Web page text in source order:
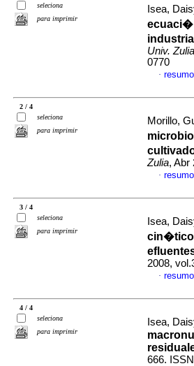
seleciona
para imprimir
Isea,
Univ. Zulia
0770
·
2 / 4
seleciona
para imprimir
Morillo,
Zulia, Abr
·
3 / 4
seleciona
para imprimir
Isea,
2008,
·
4 / 4
seleciona
para imprimir
Isea,
666.